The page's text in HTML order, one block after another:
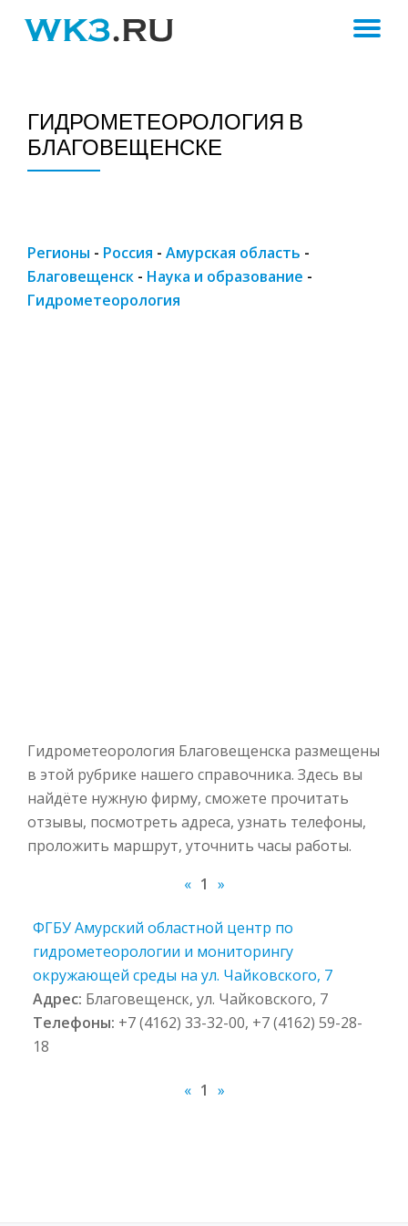
ГИДРОМЕТЕОРОЛОГИЯ В
БЛАГОВЕЩЕНСКЕ
Регионы - Россия - Амурская область -
Благовещенск - Наука и образование -
Гидрометеорология
Гидрометеорология Благовещенска размещены
в этой рубрике нашего справочника. Здесь вы
найдёте нужную фирму, сможете прочитать
отзывы, посмотреть адреса, узнать телефоны,
проложить маршрут, уточнить часы работы.
« 1 »
ФГБУ Амурский областной центр по
гидрометеорологии и мониторингу
окружающей среды на ул. Чайковского, 7
Адрес: Благовещенск, ул. Чайковского, 7
Телефоны: +7 (4162) 33-32-00, +7 (4162) 59-28-
18
« 1 »